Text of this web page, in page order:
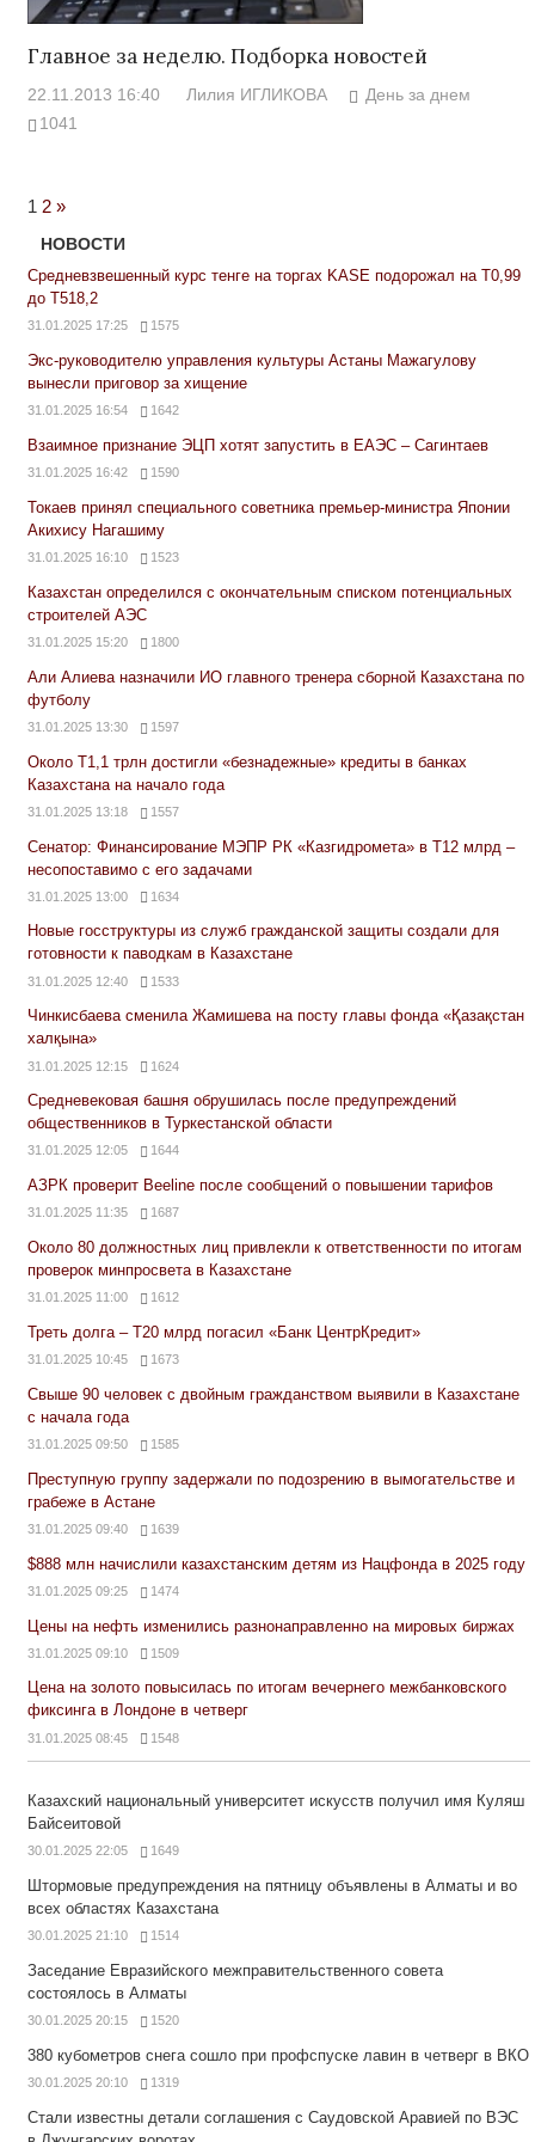
Главное за неделю. Подборка новостей
22.11.2013 16:40 Лилия ИГЛИКОВА
День за днем
1041
1 2 Next
Posts
»
НОВОСТИ
Средневзвешенный курс тенге на торгах KASE подорожал на Т0,99
до Т518,2
31.01.2025 17:25 1575
Экс-руководителю управления культуры Астаны Мажагулову
вынесли приговор за хищение
31.01.2025 16:54 1642
Взаимное признание ЭЦП хотят запустить в ЕАЭС – Сагинтаев
31.01.2025 16:42 1590
Токаев принял специального советника премьер-министра Японии
Акихису Нагашиму
31.01.2025 16:10 1523
Казахстан определился с окончательным списком потенциальных
строителей АЭС
31.01.2025 15:20 1800
Али Алиева назначили ИО главного тренера сборной Казахстана по
футболу
31.01.2025 13:30 1597
Около Т1,1 трлн достигли «безнадежные» кредиты в банках
Казахстана на начало года
31.01.2025 13:18 1557
Сенатор: Финансирование МЭПР РК «Казгидромета» в Т12 млрд –
несопоставимо с его задачами
31.01.2025 13:00 1634
Новые госструктуры из служб гражданской защиты создали для
готовности к паводкам в Казахстане
31.01.2025 12:40 1533
Чинкисбаева сменила Жамишева на посту главы фонда «Қазақстан
халқына»
31.01.2025 12:15 1624
Средневековая башня обрушилась после предупреждений
общественников в Туркестанской области
31.01.2025 12:05 1644
АЗРК проверит Beeline после сообщений о повышении тарифов
31.01.2025 11:35 1687
Около 80 должностных лиц привлекли к ответственности по итогам
проверок минпросвета в Казахстане
31.01.2025 11:00 1612
Треть долга – Т20 млрд погасил «Банк ЦентрКредит»
31.01.2025 10:45 1673
Свыше 90 человек с двойным гражданством выявили в Казахстане
с начала года
31.01.2025 09:50 1585
Преступную группу задержали по подозрению в вымогательстве и
грабеже в Астане
31.01.2025 09:40 1639
$888 млн начислили казахстанским детям из Нацфонда в 2025 году
31.01.2025 09:25 1474
Цены на нефть изменились разнонаправленно на мировых биржах
31.01.2025 09:10 1509
Цена на золото повысилась по итогам вечернего межбанковского
фиксинга в Лондоне в четверг
31.01.2025 08:45 1548
Казахский национальный университет искусств получил имя Куляш
Байсеитовой
30.01.2025 22:05 1649
Штормовые предупреждения на пятницу объявлены в Алматы и во
всех областях Казахстана
30.01.2025 21:10 1514
Заседание Евразийского межправительственного совета
состоялось в Алматы
30.01.2025 20:15 1520
380 кубометров снега сошло при профспуске лавин в четверг в ВКО
30.01.2025 20:10 1319
Стали известны детали соглашения с Саудовской Аравией по ВЭС